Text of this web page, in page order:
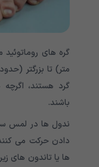
گرد هستند،
باشند.
ندول ها در لمس
دادن حرکت می
ها یا تاندون های